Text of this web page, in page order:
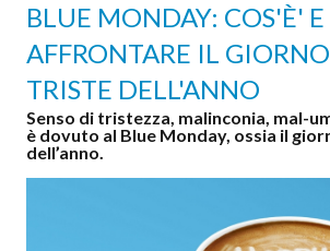
BLUE MONDAY: COS'È'
AFFRONTARE IL
TRISTE DELL'ANNO
Senso di tristezza, malinconia, mal-
è dovuto al Blue Monday, ossia il
dell’anno.